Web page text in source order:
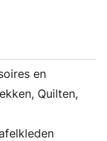
en
Quilten,